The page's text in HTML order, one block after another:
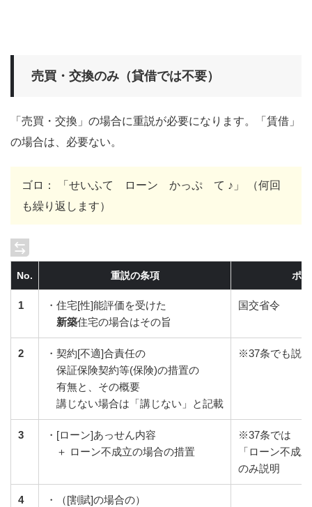
売買・交換のみ（貸借では不要）
「売買・交換」の場合に重説が必要になります。「賃借」
の場合は、必要ない。
ゴロ： 「せいふて ローン かっぷ て ♪」 （何回
も繰り返します）
No. 重説の条項 ポ
1
・住宅[性]能評価を受けた
新築住宅の場合はその旨
国交省令
2
・契約[不適]合責任の
保証保険契約等(保険)の措置の
有無と、その概要
講じない場合は「講じない」と記載
※37条でも説明
3
・[ローン]あっせん内容
＋ ローン不成立の場合の措置
※37条では
「ローン不成
のみ説明
4
・（[割賦]の場合の）